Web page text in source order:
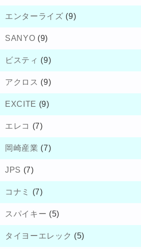
エンターライズ (9)
SANYO (9)
ビスティ (9)
アクロス (9)
EXCITE (9)
エレコ (7)
岡崎産業 (7)
JPS (7)
コナミ (7)
スパイキー (5)
タイヨーエレック (5)